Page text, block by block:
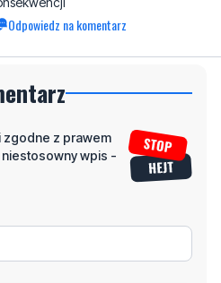
Odpowiedz na komentarz
zgodne z prawem
wpis -